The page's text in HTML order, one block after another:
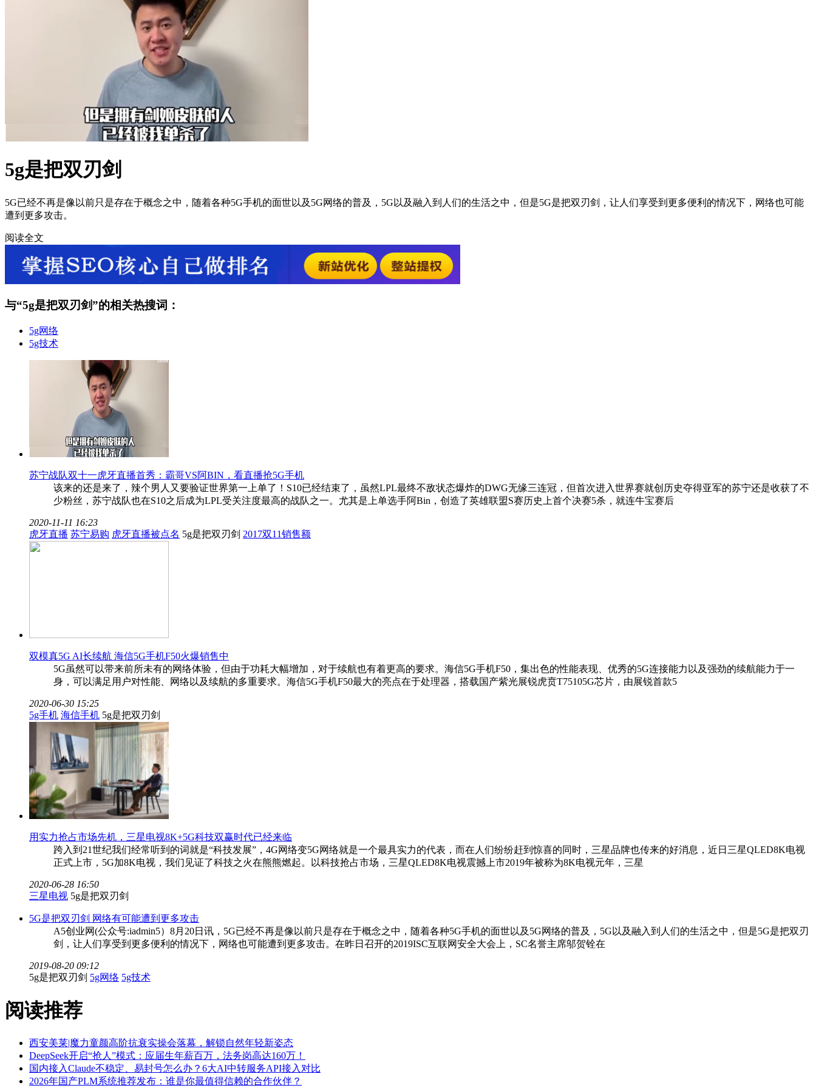
5g是把双刃剑
5G已经不再是像以前只是存在于概念之中，随着各种5G手机的面世以及5G网络的普及，5G以及融入到人们的生活之中，但是5G是把双刃剑，让人们享受到更多便利的情况下，网络也可能
遭到更多攻击。
阅读全文
与“5g是把双刃剑”的相关热搜词：
5g网络
5g技术
苏宁战队双十一虎牙直播首秀：霸哥VS阿BIN，看直播抢5G手机
该来的还是来了，辣个男人又要验证世界第一上单了！S10已经结束了，虽然LPL最终不敌状态爆炸的DWG无缘三连冠，但首次进入世界赛就创历史夺得亚军的苏宁还是收获了不
少粉丝，苏宁战队也在S10之后成为LPL受关注度最高的战队之一。尤其是上单选手阿Bin，创造了英雄联盟S赛历史上首个决赛5杀，就连牛宝赛后
2020-11-11 16:23
虎牙直播 苏宁易购 虎牙直播被点名 5g是把双刃剑 2017双11销售额
双模真5G AI长续航 海信5G手机F50火爆销售中
5G虽然可以带来前所未有的网络体验，但由于功耗大幅增加，对于续航也有着更高的要求。海信5G手机F50，集出色的性能表现、优秀的5G连接能力以及强劲的续航能力于一
身，可以满足用户对性能、网络以及续航的多重要求。海信5G手机F50最大的亮点在于处理器，搭载国产紫光展锐虎贲T75105G芯片，由展锐首款5
2020-06-30 15:25
5g手机 海信手机 5g是把双刃剑
用实力抢占市场先机，三星电视8K+5G科技双赢时代已经来临
跨入到21世纪我们经常听到的词就是“科技发展”，4G网络变5G网络就是一个最具实力的代表，而在人们纷纷赶到惊喜的同时，三星品牌也传来的好消息，近日三星QLED8K电视
正式上市，5G加8K电视，我们见证了科技之火在熊熊燃起。以科技抢占市场，三星QLED8K电视震撼上市2019年被称为8K电视元年，三星
2020-06-28 16:50
三星电视 5g是把双刃剑
5G是把双刃剑 网络有可能遭到更多攻击
A5创业网(公众号:iadmin5）8月20日讯，5G已经不再是像以前只是存在于概念之中，随着各种5G手机的面世以及5G网络的普及，5G以及融入到人们的生活之中，但是5G是把双刃
剑，让人们享受到更多便利的情况下，网络也可能遭到更多攻击。在昨日召开的2019ISC互联网安全大会上，SC名誉主席邬贺铨在
2019-08-20 09:12
5g是把双刃剑 5g网络 5g技术
阅读推荐
西安美莱|魔力童颜高阶抗衰实操会落幕，解锁自然年轻新姿态
DeepSeek开启“抢人”模式：应届生年薪百万，法务岗高达160万！
国内接入Claude不稳定、易封号怎么办？6大AI中转服务API接入对比
2026年国产PLM系统推荐发布：谁是你最值得信赖的合作伙伴？